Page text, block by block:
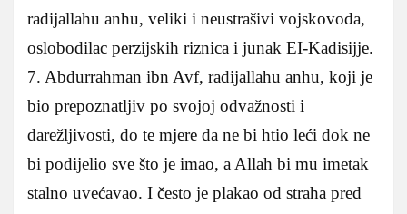
radijallahu anhu, veliki i neustrašivi vojskovođa,
oslobodilac perzijskih riznica i junak EI-Kadisijje.
7. Abdurrahman ibn Avf, radijallahu anhu, koji je
bio prepoznatljiv po svojoj odvažnosti i
darežljivosti, do te mjere da ne bi htio leći dok ne
bi podijelio sve što je imao, a Allah bi mu imetak
stalno uvećavao. I često je plakao od straha pred